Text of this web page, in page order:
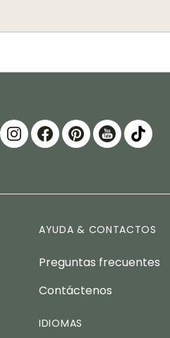
AYUDA & CONTACTOS
Preguntas frecuentes
Contáctenos
IDIOMAS